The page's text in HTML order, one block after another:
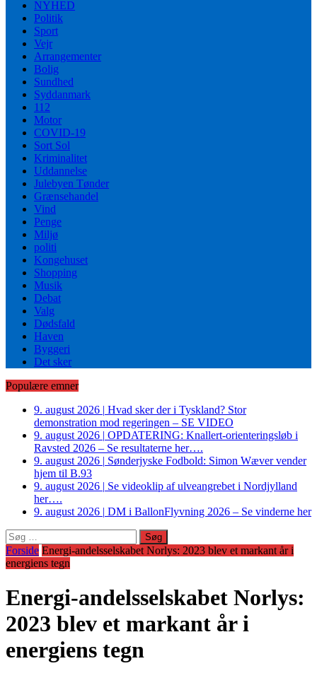
NYHED
Politik
Sport
Vejr
Arrangementer
Bolig
Sundhed
Syddanmark
112
Motor
COVID-19
Sort Sol
Kriminalitet
Uddannelse
Julebyen Tønder
Grænsehandel
Vind
Penge
Miljø
politi
Kongehuset
Shopping
Musik
Debat
Valg
Dødsfald
Haven
Byggeri
Det sker
Populære emner
9. august 2026 | Hvad sker der i Tyskland? Stor
demonstration mod regeringen – SE VIDEO
9. august 2026 | OPDATERING: Knallert-orienteringsløb i
Ravsted 2026 – Se resultaterne her….
9. august 2026 | Sønderjyske Fodbold: Simon Wæver vender
hjem til B.93
9. august 2026 | Se videoklip af ulveangrebet i Nordjylland
her….
9. august 2026 | DM i BallonFlyvning 2026 – Se vinderne her
Søg
efter:
Forside Energi-andelsselskabet Norlys: 2023 blev et markant år i
energiens tegn
Energi-andelsselskabet Norlys:
2023 blev et markant år i
energiens tegn